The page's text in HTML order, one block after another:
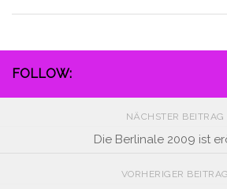
FOLLOW:
NÄCHSTER BEITRAG
Die Berlinale 2009 ist
VORHERIGER BEITRAG